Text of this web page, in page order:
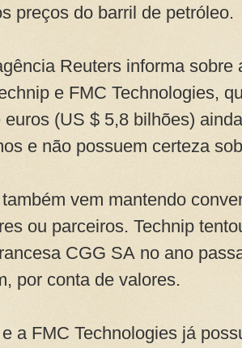
preços do barril de petróleo.
Reuters informa
e FMC Technologies,
euros (US $ 5,8 bilhões)
e não possuem certeza
vem mantendo
ou parceiros. Technip
CGG SA no ano
por conta de valores.
a FMC Technologies já